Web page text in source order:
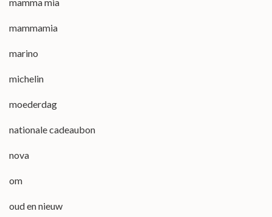
mammamia
marino
michelin
moederdag
nationale cadeaubon
nova
om
oud en nieuw